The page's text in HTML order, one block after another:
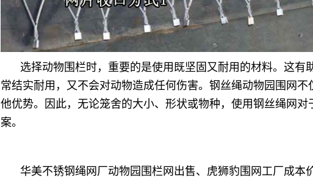
选择动物围栏时，重要的是使用既坚固又耐用的材料。这有
常结实耐用，又不会对动物造成任何伤害。钢丝绳动物园围网
他优势。因此，无论笼舍的大小、形状或物种，使用钢丝绳网
案。
华美不锈钢绳网厂动物园围栏网出售、虎狮豹围网工厂成本